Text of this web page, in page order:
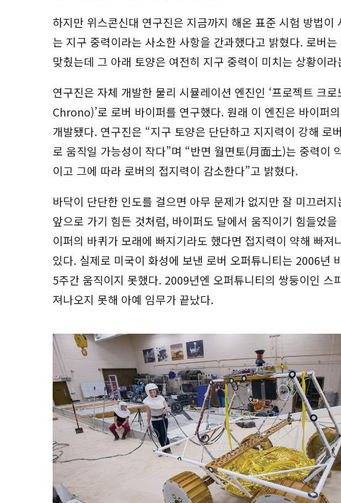
하지만 위스콘신대 연구진은 지금까지 해온 표준 시험 방법이
는 지구 중력이라는 사소한 사항을 간과했다고 밝혔다. 로버
맞췄는데 그 아래 토양은 여전히 지구 중력이 미치는 상황이라
연구진은 자체 개발한 물리 시뮬레이션 엔진인 ‘프로젝트 크
Chrono)’로 로버 바이퍼를 연구했다. 원래 이 엔진은 바이퍼
개발됐다. 연구진은 “지구 토양은 단단하고 지지력이 강해 로
로 움직일 가능성이 작다”며 “반면 월면토(月面土)는 중력이
이고 그에 따라 로버의 접지력이 감소한다”고 밝혔다.
바닥이 단단한 인도를 걸으면 아무 문제가 없지만 잘 미끄러
앞으로 가기 힘든 것처럼, 바이퍼도 달에서 움직이기 힘들었
이퍼의 바퀴가 모래에 빠지기라도 했다면 접지력이 약해 빠져
있다. 실제로 미국이 화성에 보낸 로버 오퍼튜니티는 2006년
5주간 움직이지 못했다. 2009년엔 오퍼튜니티의 쌍둥이인 스
져나오지 못해 아예 임무가 끝났다.